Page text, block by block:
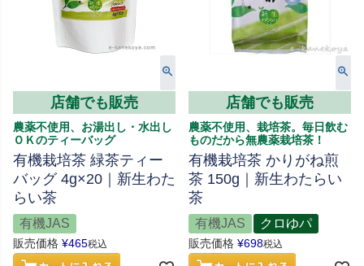
店舗でも販売
農薬不使用、お湯出し・水出し
ＯＫのティーバッグ
有機栽培茶 緑茶ティー
バッグ 4g×20｜新生わた
らい茶
有機JAS
販売価格 ¥465税込
店舗でも販売
農薬不使用、栽培茶。毎日飲む
ものだから無農薬栽培茶！
有機栽培茶 かりがね煎
茶 150g｜新生わたらい
茶
有機JAS クロゆパ
販売価格 ¥698税込